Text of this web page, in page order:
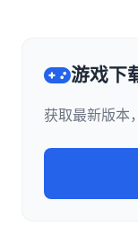
游戏下
获取最新版本